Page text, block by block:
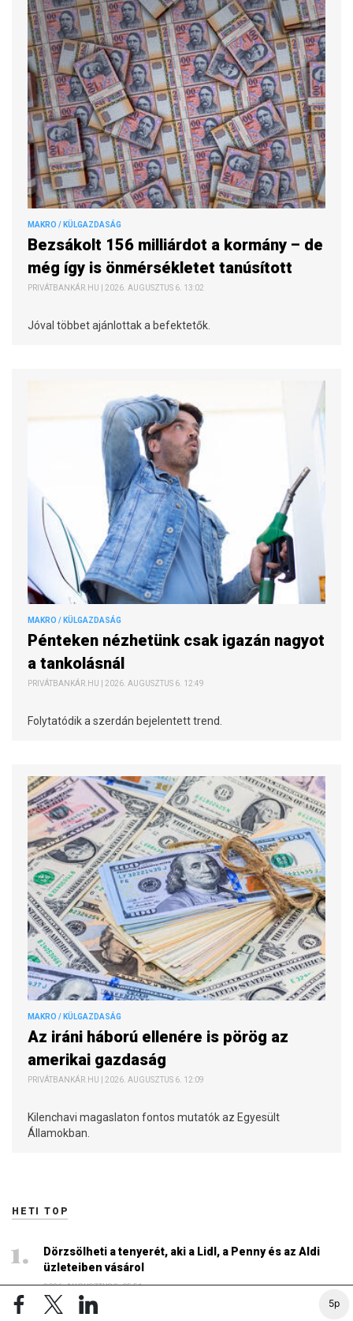
5p
MAKRO / KÜLGAZDASÁG
Bezsákolt 156 milliárdot a kormány – de
még így is önmérsékletet tanúsított
PRIVÁTBANKÁR.HU | 2026. AUGUSZTUS 6. 13:02
Jóval többet ajánlottak a befektetők.
MAKRO / KÜLGAZDASÁG
Pénteken nézhetünk csak igazán nagyot
a tankolásnál
PRIVÁTBANKÁR.HU | 2026. AUGUSZTUS 6. 12:49
Folytatódik a szerdán bejelentett trend.
MAKRO / KÜLGAZDASÁG
Az iráni háború ellenére is pörög az
amerikai gazdaság
PRIVÁTBANKÁR.HU | 2026. AUGUSZTUS 6. 12:09
Kilenchavi magaslaton fontos mutatók az Egyesült
Államokban.
HETI TOP
Dörzsölheti a tenyerét, aki a Lidl, a Penny és az Aldi
üzleteiben vásárol
2026. AUGUSZTUS 3. 05:51